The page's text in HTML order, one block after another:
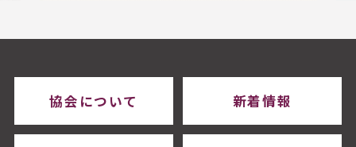
協会について 新着情報